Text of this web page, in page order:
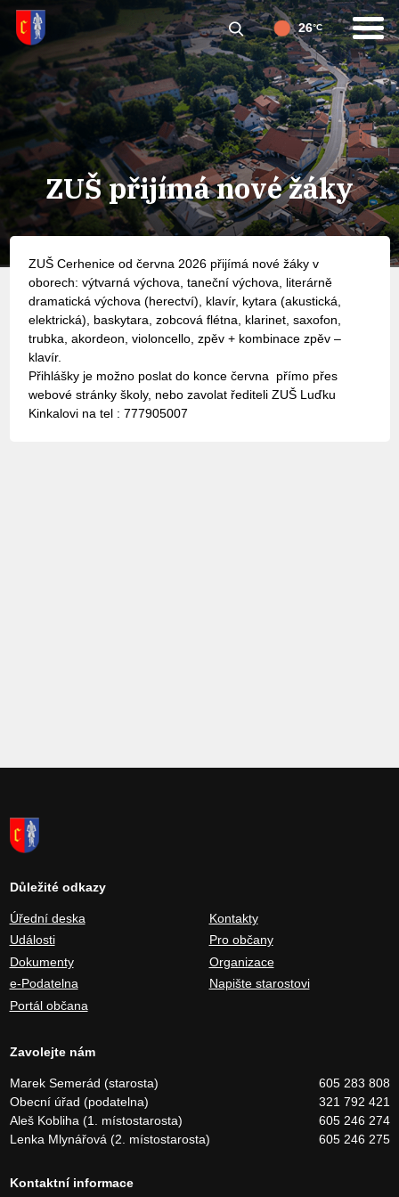
26°C
ZUŠ přijímá nové žáky
ZUŠ Cerhenice od června 2026 přijímá nové žáky v
oborech: výtvarná výchova, taneční výchova, literárně
dramatická výchova (herectví), klavír, kytara (akustická,
elektrická), baskytara, zobcová flétna, klarinet, saxofon,
trubka, akordeon, violoncello, zpěv + kombinace zpěv –
klavír.
Přihlášky je možno poslat do konce června přímo přes
webové stránky školy, nebo zavolat řediteli ZUŠ Luďku
Kinkalovi na tel : 777905007
Důležité odkazy
Úřední deska
Události
Dokumenty
e-Podatelna
Portál občana
Kontakty
Pro občany
Organizace
Napište starostovi
Zavolejte nám
Marek Semerád (starosta)
605 283 808
Obecní úřad (podatelna)
321 792 421
Aleš Kobliha (1. místostarosta)
605 246 274
Lenka Mlynářová (2. místostarosta)
605 246 275
Kontaktní informace